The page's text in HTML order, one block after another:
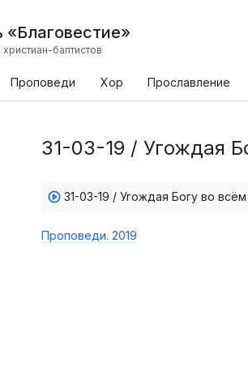
«Благовестие»
христиан-баптистов
Проповеди Хор Прославление
31-03-19 / Угождая
31-03-19 / Угождая Богу во
Проповеди. 2019